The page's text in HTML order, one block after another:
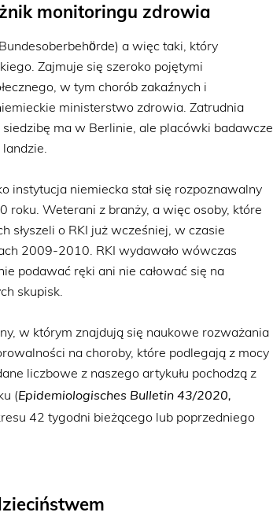
monitoringu zdrowia
a więc taki, który
Zajmuje się szeroko pojętymi
w tym chorób zakaźnych i
ministerstwo zdrowia. Zatrudnia
ma w Berlinie, ale placówki badawcze
landzie.
instytucja niemiecka stał się rozpoznawalny
roku. Weterani z branży, a więc osoby, które
słyszeli o RKI już wcześniej, w czasie
2009-2010. RKI wydawało wówczas
podawać ręki ani nie całować się na
skupisk.
w którym znajdują się naukowe rozważania
na choroby, które podlegają z mocy
liczbowe z naszego artykułu pochodzą z
(Epidemiologisches Bulletin 43/2020,
42 tygodni bieżącego lub poprzedniego